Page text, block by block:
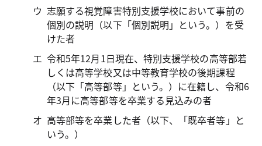
志願する視覚障害特別支援学校において事前の
個別の説明（以下「個別説明」という。）を受
けた者
令和5年12月1日現在、特別支援学校の高等部若
しくは高等学校又は中等教育学校の後期課程
（以下「高等部等」という。）に在籍し、令和6
年3月に高等部等を卒業する見込みの者
高等部等を卒業した者（以下、「既卒者等」と
いう。）